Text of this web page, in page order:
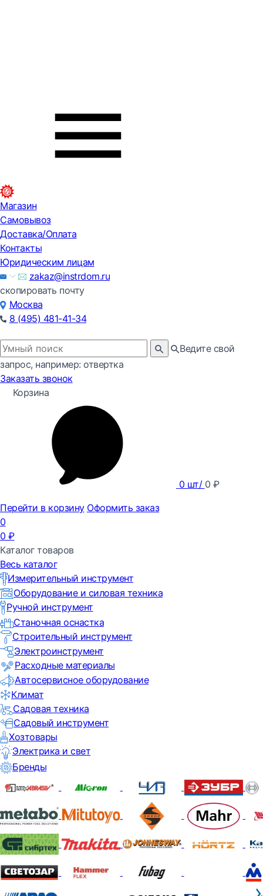
Магазин
Самовывоз
Доставка/Оплата
Контакты
Юридическим лицам
zakaz@instrdom.ru
скопировать почту
Москва
8 (495) 481-41-34
Ведите свой
запрос, например: отвертка
Заказать звонок
Корзина
0 шт/ 0 ₽
Перейти в корзину Оформить заказ
0
0 ₽
Каталог товаров
Весь каталог
Измерительный инструмент
Оборудование и силовая техника
Ручной инструмент
Станочная оснастка
Строительный инструмент
Электроинструмент
Расходные материалы
Автосервисное оборудование
Климат
Садовая техника
Садовый инструмент
Хозтовары
Электрика и свет
Бренды